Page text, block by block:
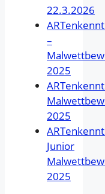
22.3.2026
–
2025
2025
Junior
2025